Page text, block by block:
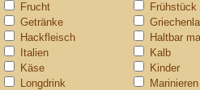
Frucht
Frühstück
Getränke
Hackfleisch
Haltbar
Italien
Kalb
Käse
Kinder
Longdrink
Marinieren